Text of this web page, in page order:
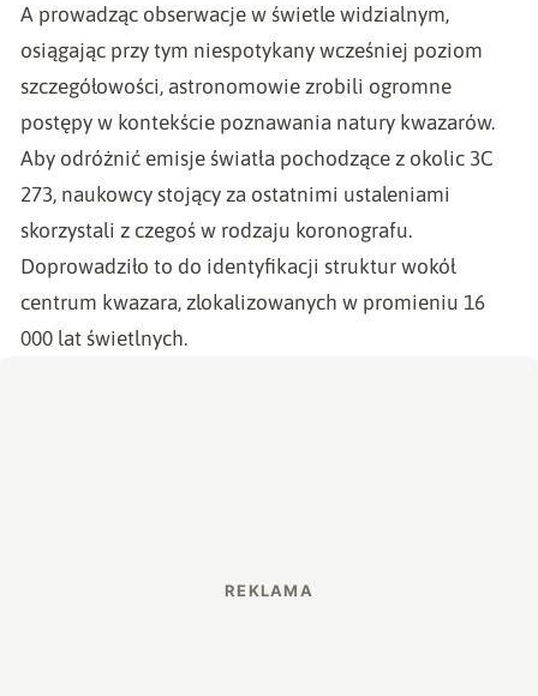
A prowadząc obserwacje w świetle widzialnym,
osiągając przy tym niespotykany wcześniej poziom
szczegółowości, astronomowie zrobili ogromne
postępy w kontekście poznawania natury kwazarów.
Aby odróżnić emisje światła pochodzące z okolic 3C
273, naukowcy stojący za ostatnimi ustaleniami
skorzystali z czegoś w rodzaju koronografu.
Doprowadziło to do identyfikacji struktur wokół
centrum kwazara, zlokalizowanych w promieniu 16
000 lat świetlnych.